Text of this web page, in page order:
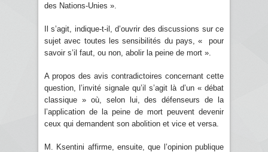
des Nations-Unies ».
Il s’agit, indique-t-il, d’ouvrir des discussions sur ce
sujet avec toutes les sensibilités du pays, « pour
savoir s’il faut, ou non, abolir la peine de mort ».
A propos des avis contradictoires concernant cette
question, l’invité signale qu’il s’agit là d’un « débat
classique » où, selon lui, des défenseurs de la
l’application de la peine de mort peuvent devenir
ceux qui demandent son abolition et vice et versa.
M. Ksentini affirme, ensuite, que l’opinion publique